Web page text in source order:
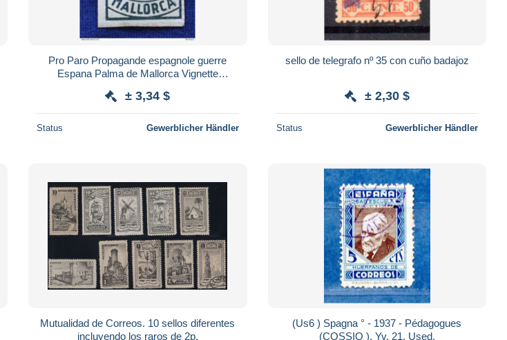
Pro Paro Propagande espagnole guerre
Espana Palma de Mallorca Vignette
Viñeta
± 3,34 $
Status Gewerblicher Händler
sello de telegrafo nº 35 con cuño badajoz
± 2,30 $
Status Gewerblicher Händler
Mutualidad de Correos. 10 sellos diferentes
incluyendo los raros de 2p.
(Us6 ) Spagna ° - 1937 - Pédagogues
(COSSIO ). Yv. 21. Used.